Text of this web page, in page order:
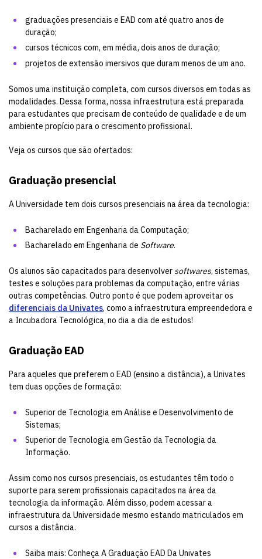
graduações presenciais e EAD com até quatro anos de
duração;
cursos técnicos com, em média, dois anos de duração;
projetos de extensão imersivos que duram menos de um ano.
Somos uma instituição completa, com cursos diversos em todas as
modalidades. Dessa forma, nossa infraestrutura está preparada
para estudantes que precisam de conteúdo de qualidade e de um
ambiente propício para o crescimento profissional.
Veja os cursos que são ofertados:
Graduação presencial
A Universidade tem dois cursos presenciais na área da tecnologia:
Bacharelado em Engenharia da Computação;
Bacharelado em Engenharia de Software.
Os alunos são capacitados para desenvolver softwares, sistemas,
testes e soluções para problemas da computação, entre várias
outras competências. Outro ponto é que podem aproveitar os
diferenciais da Univates, como a infraestrutura empreendedora e
a Incubadora Tecnológica, no dia a dia de estudos!
Graduação EAD
Para aqueles que preferem o EAD (ensino a distância), a Univates
tem duas opções de formação:
Superior de Tecnologia em Análise e Desenvolvimento de
Sistemas;
Superior de Tecnologia em Gestão da Tecnologia da
Informação.
Assim como nos cursos presenciais, os estudantes têm todo o
suporte para serem profissionais capacitados na área da
tecnologia da informação. Além disso, podem acessar a
infraestrutura da Universidade mesmo estando matriculados em
cursos a distância.
Saiba mais: Conheça A Graduação EAD Da Univates